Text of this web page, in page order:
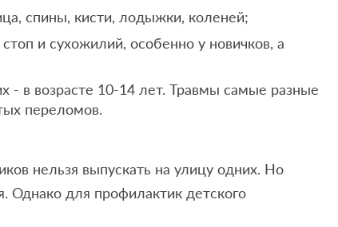
спины, кисти, лодыжки, коленей;
и сухожилий, особенно у новичков, а
- в возрасте 10-14 лет. Травмы самые разные
переломов.
нельзя выпускать на улицу одних. Но
Однако для профилактик детского